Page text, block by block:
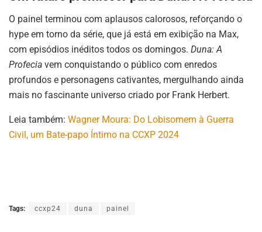
O painel terminou com aplausos calorosos, reforçando o
hype em torno da série, que já está em exibição na Max,
com episódios inéditos todos os domingos. Duna: A
Profecia vem conquistando o público com enredos
profundos e personagens cativantes, mergulhando ainda
mais no fascinante universo criado por Frank Herbert.
Leia também: Wagner Moura: Do Lobisomem à Guerra
Civil, um Bate-papo Íntimo na CCXP 2024
Tags: ccxp24 duna painel